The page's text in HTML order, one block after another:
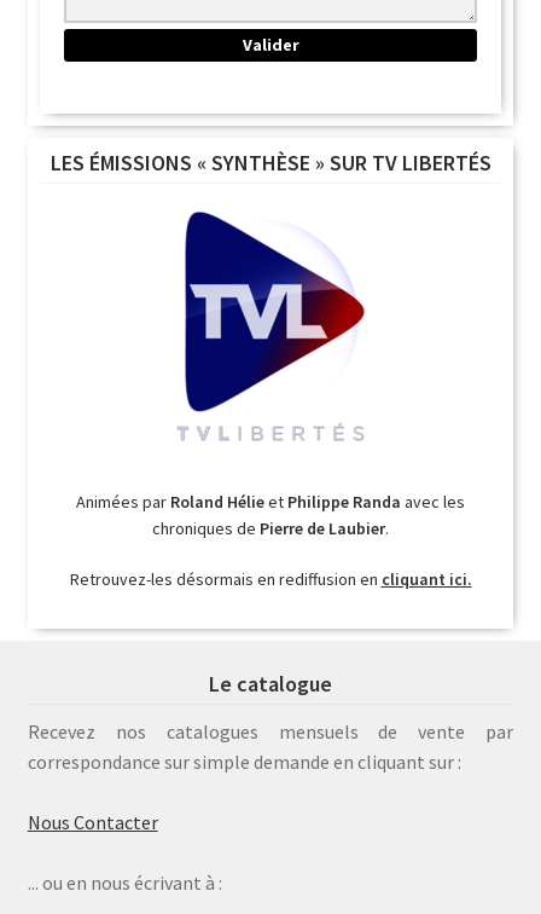
LES ÉMISSIONS « SYNTHÈSE » SUR TV LIBERTÉS
Animées par Roland Hélieet Philippe Randa avec les
chroniques de Pierre de Laubier.
Retrouvez-les désormais en rediffusion en cliquant ici.
Le catalogue
Recevez nos catalogues mensuels de vente par
correspondance sur simple demande en cliquant sur :
Nous Contacter
... ou en nous écrivant à :